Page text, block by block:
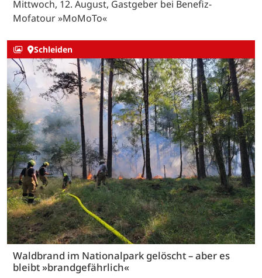
Mittwoch, 12. August, Gastgeber bei Benefiz-
Mofatour »MoMoTo«
Schleiden
Waldbrand im Nationalpark gelöscht – aber es
bleibt »brandgefährlich«